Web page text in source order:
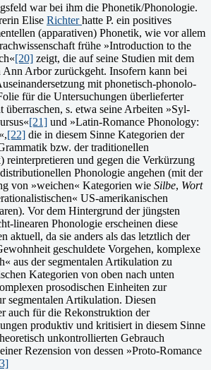
war bei ihm die Phonetik/Phonologie.
Elise Richterhatte P. ein positives
(apparativen) Phonetik, wie vor allem
frühe »Introduction to the
[20] zeigt, die auf seine Studien mit dem
Ann Arbor zurückgeht. Insofern kann bei
mit phonetisch-phonolo­
für die Untersuchungen überlie­ferter
überraschen, s. etwa seine Arbei­ten »Syl­
[21] und »Latin-Ro­mance Phonology:
[22] die in diesem Sinne Kategorien der
bzw. der traditionellen
und gegen die Verkürzung
Phono­logie angehen (mit der
von »weichen« Kate­gorien wie Silbe, Wort
US-amerikanischen
Vor dem Hintergrund der jüngsten
linearen Phonologie erscheinen diese
aktuell, da sie anders als das letztlich der
geschuldete Vorgehen, komplexe
aus der segmentalen Artikulation zu
Kategorien von oben nach unten
prosodischen Einheiten zur
segmentalen Artikulation. Diesen
auch für die Rekonstruktion der
produktiv und kritisiert in diesem Sinne
unkon­trollierten Gebrauch
Rezension von dessen »Proto-Romance